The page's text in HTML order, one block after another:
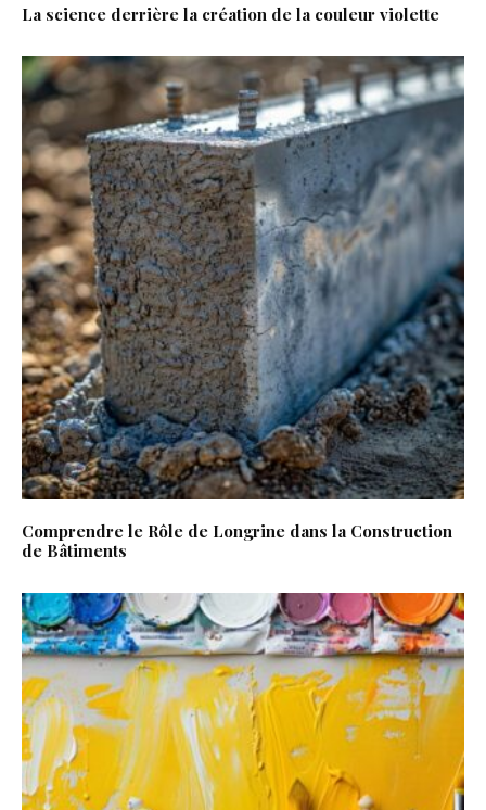
La science derrière la création de la couleur violette
Comprendre le Rôle de Longrine dans la Construction
de Bâtiments